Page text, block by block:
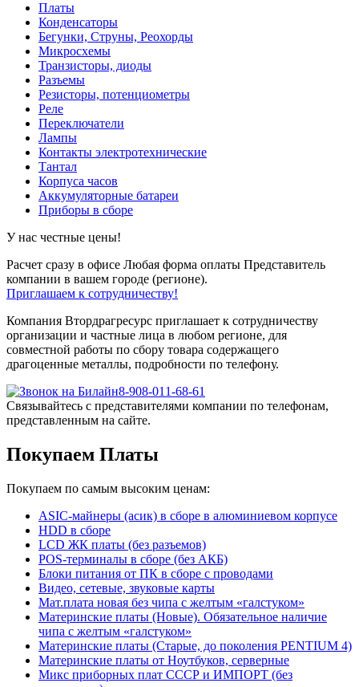
Платы
Конденсаторы
Бегунки, Струны, Реохорды
Микросхемы
Транзисторы, диоды
Разъемы
Резисторы, потенциометры
Реле
Переключатели
Лампы
Контакты электротехнические
Тантал
Корпуса часов
Аккумуляторные батареи
Приборы в сборе
У нас честные цены!
Расчет сразу в офисе Любая форма оплаты Представитель
компании в вашем городе (регионе).
Приглашаем к сотрудничеству!
Компания Втордрагресурс приглашает к сотрудничеству
организации и частные лица в любом регионе, для
совместной работы по сбору товара содержащего
драгоценные металлы, подробности по телефону.
8-908-011-68-61
Связывайтесь с представителями компании по телефонам,
представленным на сайте.
Покупаем Платы
Покупаем по самым высоким ценам:
ASIC-майнеры (асик) в сборе в алюминиевом корпусе
HDD в сборе
LCD ЖК платы (без разъемов)
POS-терминалы в сборе (без АКБ)
Блоки питания от ПК в сборе с проводами
Видео, сетевые, звуковые карты
Мат.плата новая без чипа с желтым «галстуком»
Материнские платы (Новые). Обязательное наличие
чипа с желтым «галстуком»
Материнские платы (Старые, до поколения PENTIUM 4)
Материнские платы от Ноутбуков, серверные
Микс приборных плат СССР и ИМПОРТ (без